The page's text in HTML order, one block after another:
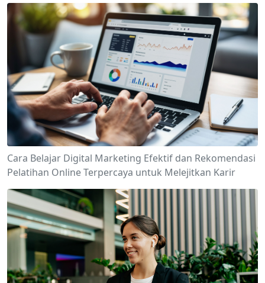
Cara Belajar Digital Marketing Efektif dan Rekomendasi
Pelatihan Online Terpercaya untuk Melejitkan Karir